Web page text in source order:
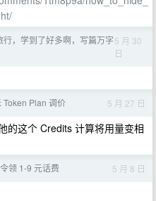
行，学到了好多啊，写篇万字5 月 30
日
Token Plan 调价 5 月 27 日
的这个 Credits 计算将用量变相
领 1-9 元话费 5 月 8 日